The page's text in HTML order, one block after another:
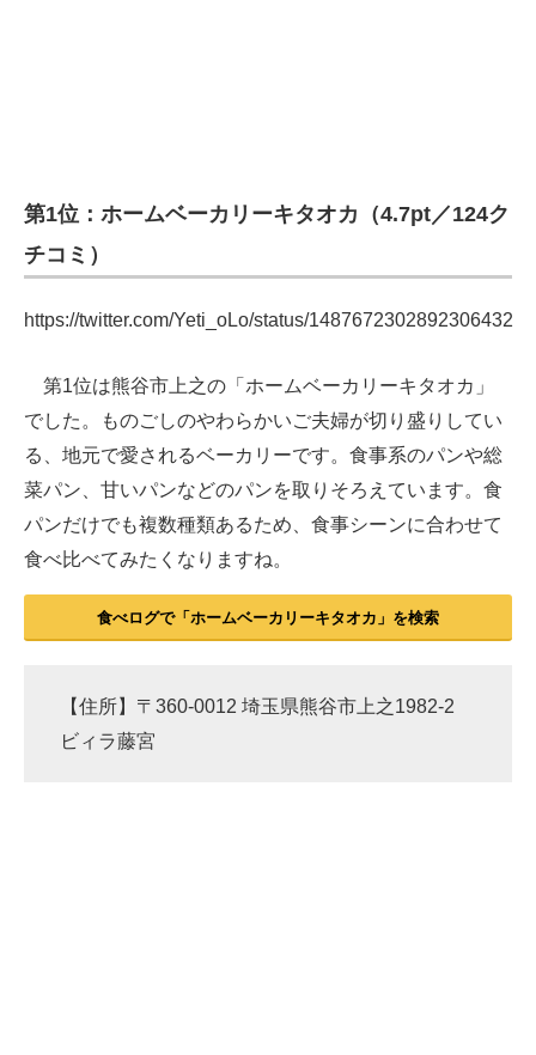
第1位：ホームベーカリーキタオカ（4.7pt／124ク
チコミ）
https://twitter.com/Yeti_oLo/status/1487672302892306432
第1位は熊谷市上之の「ホームベーカリーキタオカ」
でした。ものごしのやわらかいご夫婦が切り盛りしてい
る、地元で愛されるベーカリーです。食事系のパンや総
菜パン、甘いパンなどのパンを取りそろえています。食
パンだけでも複数種類あるため、食事シーンに合わせて
食べ比べてみたくなりますね。
食べログで「ホームベーカリーキタオカ」を検索
【住所】〒360-0012 埼玉県熊谷市上之1982-2
ビィラ藤宮